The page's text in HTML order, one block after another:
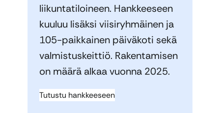
liikuntatiloineen. Hankkeeseen
kuuluu lisäksi viisiryhmäinen ja
105-paikkainen päiväkoti sekä
valmistuskeittiö. Rakentamisen
on määrä alkaa vuonna 2025.
Tutustu hankkeeseen